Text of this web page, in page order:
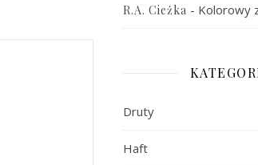
R.A. Cieżka - Kolorowy
Druty
Haft